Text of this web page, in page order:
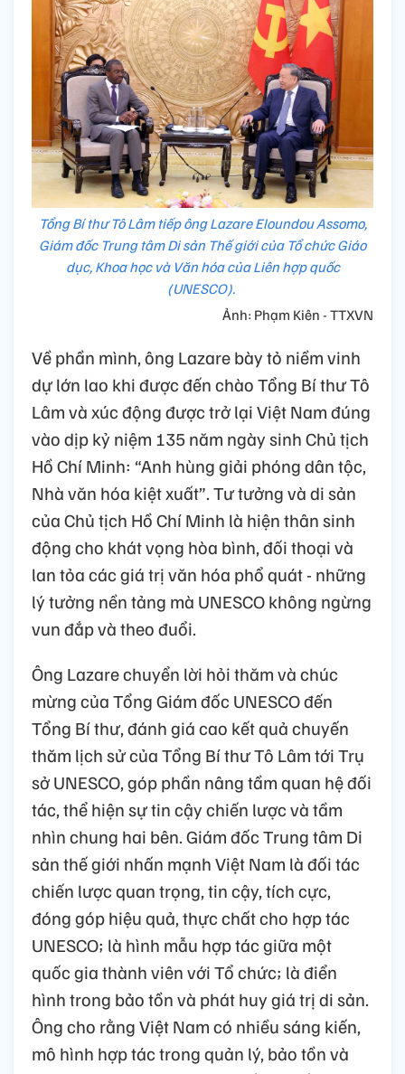
Tổng Bí thư Tô Lâm tiếp ông Lazare Eloundou Assomo,
Giám đốc Trung tâm Di sản Thế giới của Tổ chức Giáo
dục, Khoa học và Văn hóa của Liên hợp quốc
(UNESCO).
Ảnh: Phạm Kiên - TTXVN
Về phần mình, ông Lazare bày tỏ niềm vinh
dự lớn lao khi được đến chào Tổng Bí thư Tô
Lâm và xúc động được trở lại Việt Nam đúng
vào dịp kỷ niệm 135 năm ngày sinh Chủ tịch
Hồ Chí Minh: “Anh hùng giải phóng dân tộc,
Nhà văn hóa kiệt xuất”. Tư tưởng và di sản
của Chủ tịch Hồ Chí Minh là hiện thân sinh
động cho khát vọng hòa bình, đối thoại và
lan tỏa các giá trị văn hóa phổ quát - những
lý tưởng nền tảng mà UNESCO không ngừng
vun đắp và theo đuổi.
Ông Lazare chuyển lời hỏi thăm và chúc
mừng của Tổng Giám đốc UNESCO đến
Tổng Bí thư, đánh giá cao kết quả chuyến
thăm lịch sử của Tổng Bí thư Tô Lâm tới Trụ
sở UNESCO, góp phần nâng tầm quan hệ đối
tác, thể hiện sự tin cậy chiến lược và tầm
nhìn chung hai bên. Giám đốc Trung tâm Di
sản thế giới nhấn mạnh Việt Nam là đối tác
chiến lược quan trọng, tin cậy, tích cực,
đóng góp hiệu quả, thực chất cho hợp tác
UNESCO; là hình mẫu hợp tác giữa một
quốc gia thành viên với Tổ chức; là điển
hình trong bảo tồn và phát huy giá trị di sản.
Ông cho rằng Việt Nam có nhiều sáng kiến,
mô hình hợp tác trong quản lý, bảo tồn và